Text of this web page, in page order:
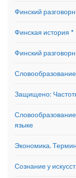
Финский
Финская история *
Финский
Защищено:
языке
Экономика.
Сознание у